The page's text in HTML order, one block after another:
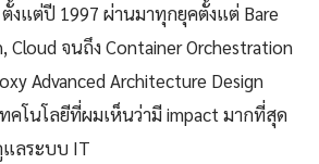
งแต่ปี 1997 ผ่านมาทุกยุคตั้งแต่ Bare
Cloud จนถึง Container Orchestration
Advanced Architecture Design
คโนโลยีที่ผมเห็นว่ามี impact มากที่สุด
แลระบบ IT